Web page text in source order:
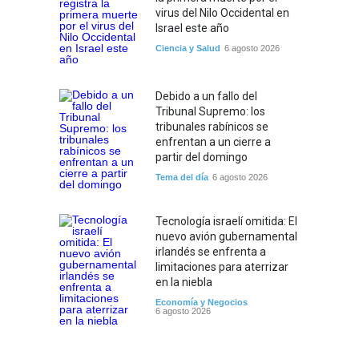
virus del Nilo Occidental en
Israel este año
Ciencia y Salud 6 agosto 2026
Debido a un fallo del
Tribunal Supremo: los
tribunales rabínicos se
enfrentan a un cierre a
partir del domingo
Tema del día 6 agosto 2026
Tecnología israelí omitida: El
nuevo avión gubernamental
irlandés se enfrenta a
limitaciones para aterrizar
en la niebla
Economía y Negocios
6 agosto 2026